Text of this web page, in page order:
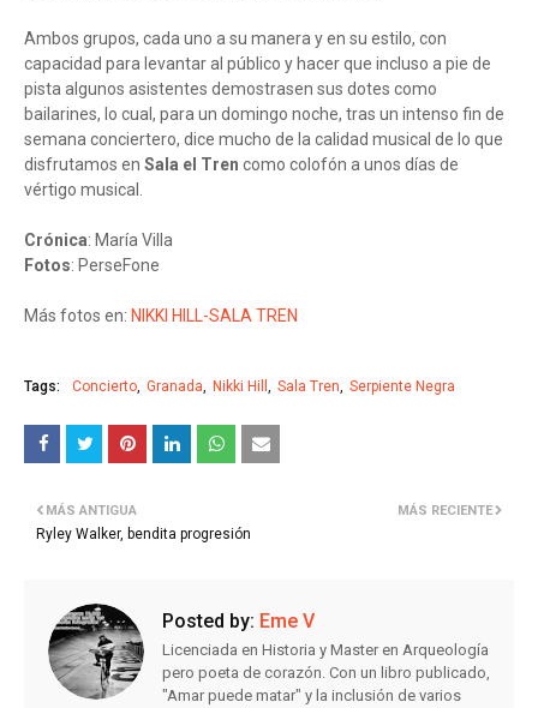
Ambos grupos, cada uno a su manera y en su estilo, con
capacidad para levantar al público y hacer que incluso a pie de
pista algunos asistentes demostrasen sus dotes como
bailarines, lo cual, para un domingo noche, tras un intenso fin de
semana conciertero, dice mucho de la calidad musical de lo que
disfrutamos en Sala el Tren como colofón a unos días de
vértigo musical.
Crónica: María Villa
Fotos: PerseFone
Más fotos en: NIKKI HILL-SALA TREN
Tags: Concierto Granada Nikki Hill Sala Tren Serpiente Negra
MÁS RECIENTE
MÁS ANTIGUA
Ryley Walker, bendita progresión
Posted by: Eme V
Licenciada en Historia y Master en Arqueología
pero poeta de corazón. Con un libro publicado,
"Amar puede matar" y la inclusión de varios